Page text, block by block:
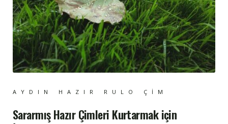
AYDIN HAZIR RULO ÇIM
Sararmış Hazır Çimleri Kurtarmak için